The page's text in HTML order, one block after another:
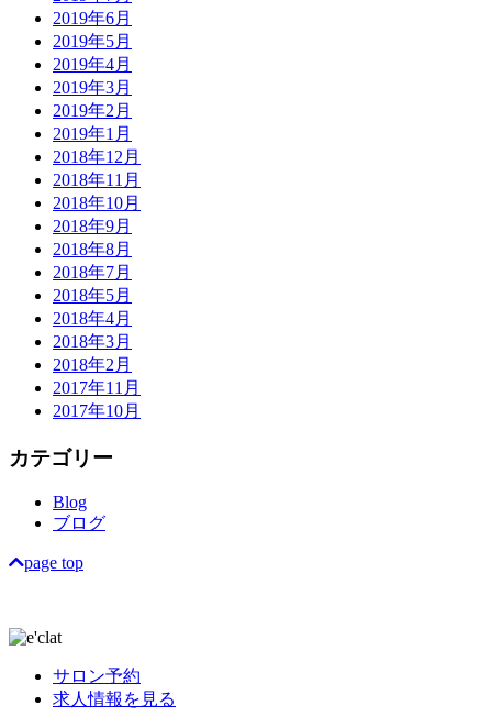
2019年6月
2019年5月
2019年4月
2019年3月
2019年2月
2019年1月
2018年12月
2018年11月
2018年10月
2018年9月
2018年8月
2018年7月
2018年5月
2018年4月
2018年3月
2018年2月
2017年11月
2017年10月
カテゴリー
Blog
ブログ
page top
サロン予約
求人情報を見る